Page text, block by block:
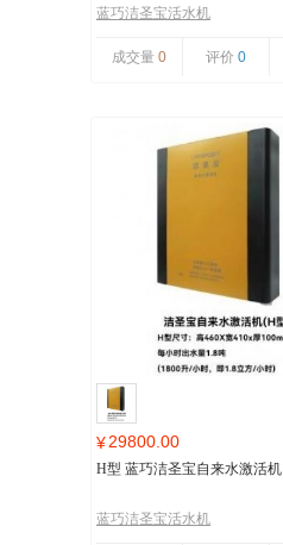
蓝巧洁圣宝活水机
成交量 0 评价 0
¥29800.00
H型 蓝巧洁圣宝自来水激活机
蓝巧洁圣宝活水机